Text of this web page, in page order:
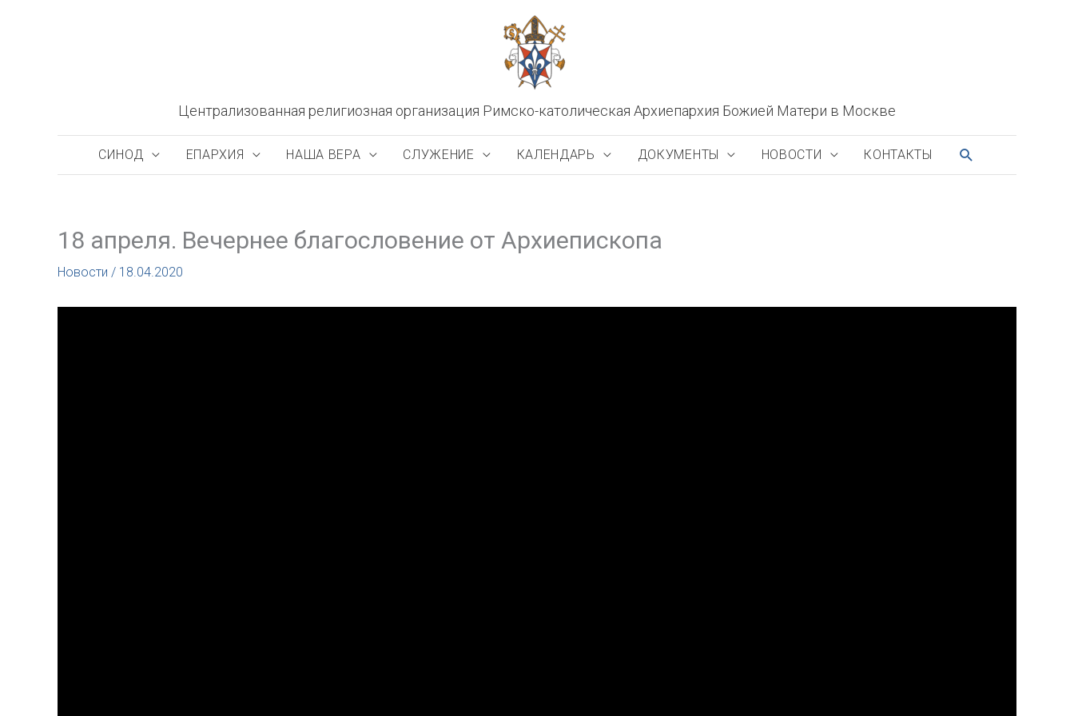
Централизованная религиозная организация Римско-католическая Архиепархия Божией Матери в Москве
СИНОД ЕПАРХИЯ НАША ВЕРА СЛУЖЕНИЕ КАЛЕНДАРЬ ДОКУМЕНТЫ НОВОСТИ КОНТАКТЫ ПОИСК
18 апреля. Вечернее благословение от Архиепископа
Новости / 18.04.2020